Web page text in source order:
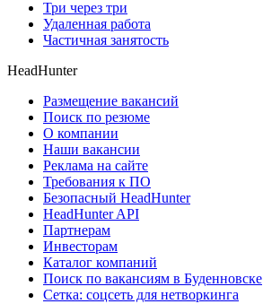
Три через три
Удаленная работа
Частичная занятость
HeadHunter
Размещение вакансий
Поиск по резюме
О компании
Наши вакансии
Реклама на сайте
Требования к ПО
Безопасный HeadHunter
HeadHunter API
Партнерам
Инвесторам
Каталог компаний
Поиск по вакансиям в Буденновске
Сетка: соцсеть для нетворкинга